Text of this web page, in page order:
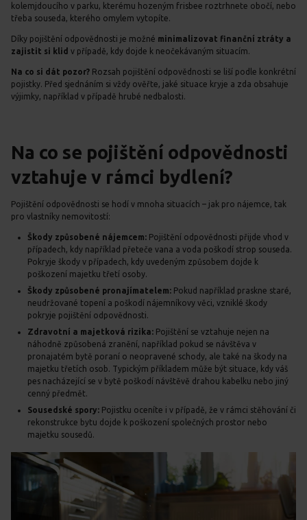
kolemjdoucího v parku, kterému hozeným frisbee roztrhnete obočí, nebo
třeba souseda, kterého omylem vytopíte.
Díky pojištění odpovědnosti je možné minimalizovat finanční ztráty a
zajistit si klid v případě, kdy dojde k neočekávaným situacím.
Na co si dát pozor? Rozsah pojištění odpovědnosti se liší podle konkrétní
pojistky. Před sjednáním si vždy ověřte, jaké situace kryje a zda obsahuje
výjimky, například v případě hrubé nedbalosti.
Na co se pojištění odpovědnosti
vztahuje v rámci bydlení?
Pojištění odpovědnosti se hodí v mnoha situacích – jak pro nájemce, tak
pro vlastníky nemovitostí:
Škody způsobené nájemcem: Pojištění odpovědnosti přijde vhod v
případech, kdy například přeteče vana a voda poškodí strop souseda.
Pokryje škody v případech, kdy uvedeným způsobem dojde k
poškození majetku třetí osoby.
Škody způsobené pronajímatelem: Pokud například praskne staré,
neudržované topení a poškodí nájemníkovy věci, vzniklé škody
pokryje pojištění odpovědnosti.
Zdravotní a majetková rizika: Pojištění se vztahuje nejen na
náhodně způsobená zranění, například pokud se návštěva v
pronajatém bytě poraní o neopravené schody, ale také na škody na
majetku třetích osob. Typickým příkladem může být situace, kdy váš
pes nacházející se v bytě poškodí návštěvě drahou kabelku nebo jiný
cenný předmět.
Sousedské spory: Pojistku oceníte i v případě, že v rámci stěhování či
rekonstrukce bytu dojde k poškození společných prostor nebo
majetku sousedů.